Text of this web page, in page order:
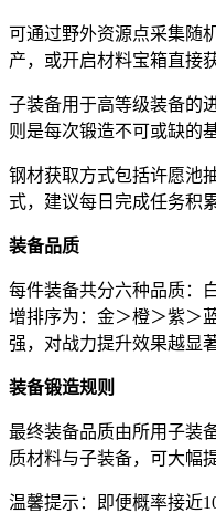
可通过野外资源点采集随
产，或开启材料宝箱直接
子装备用于高等级装备的
则是每次锻造不可或缺的
钢材获取方式包括许愿池
式，建议每日完成任务积
装备品质
每件装备共分六种品质：
增排序为：金＞橙＞紫＞
强，对战力提升效果越显著
装备锻造规则
最终装备品质由所用子装
质材料与子装备，可大幅
温馨提示：即便概率接近